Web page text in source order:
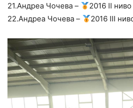
21.Андреа Чочева –
2016 II ниво
22.Андреа Чочева –
2016 III